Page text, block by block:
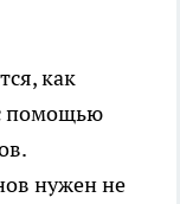
как
помощью
нужен не